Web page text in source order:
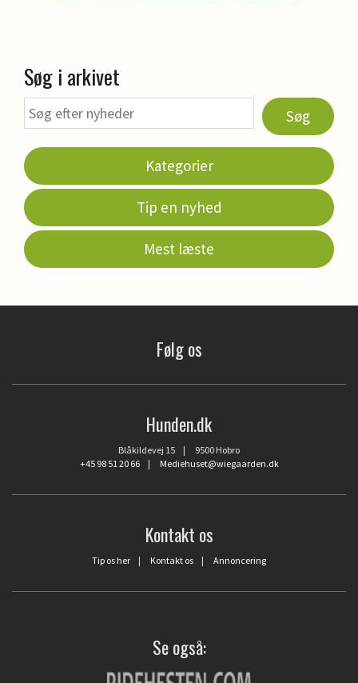
Søg i arkivet
Søg
Kategorier
Tip en nyhed
Mest læste
Følg os
Hunden.dk
Blåkildevej 15 | 9500 Hobro
+45 98 51 20 66| Mediehuset@wiegaarden.dk
Kontakt os
Tip os her | Kontakt os | Annoncering
Se også: